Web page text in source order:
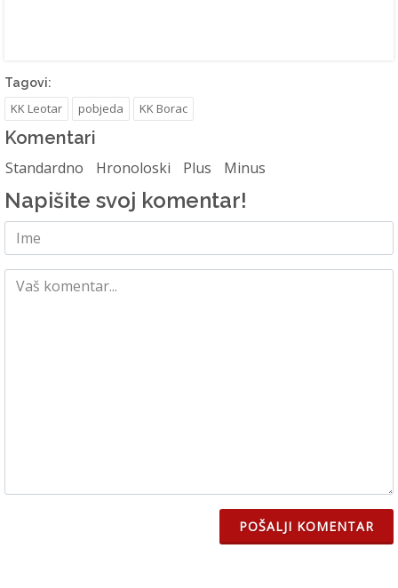
Tagovi:
KK Leotar pobjeda KK Borac
Komentari
Standardno Hronoloski Plus Minus
Napišite svoj komentar!
POŠALJI KOMENTAR